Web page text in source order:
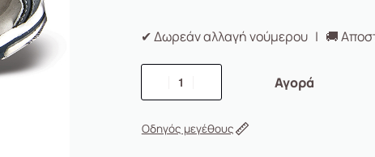
✔ Δωρεάν αλλαγή νούμερου | 🚚
Αγορά
Οδηγός μεγέθους